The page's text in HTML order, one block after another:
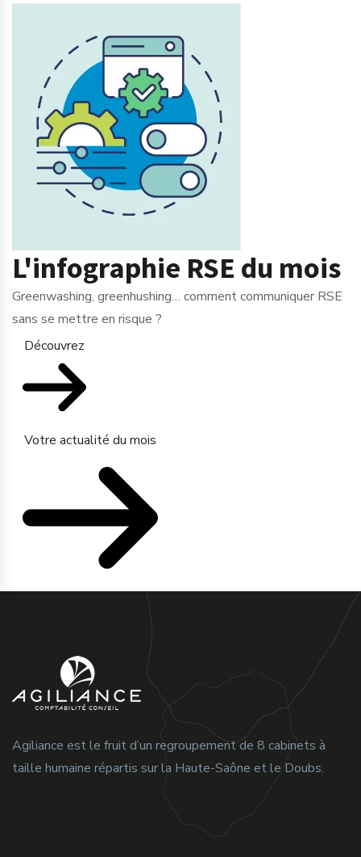
L'infographie RSE du mois
Greenwashing, greenhushing… comment communiquer RSE
sans se mettre en risque ?
Découvrez
Votre actualité du mois
Agiliance est le fruit d’un regroupement de 8 cabinets à
taille humaine répartis sur la Haute-Saône et le Doubs.